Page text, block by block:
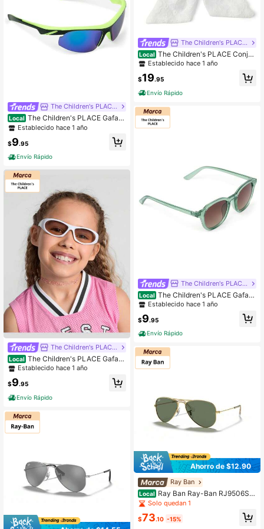
The Children's PLACE Flagship Store
Local The Children's PLACE Gafas
de sol deportivas con bloques de co
Establecido hace 1 año
$9.95
Envío Rápido
The Children's PLACE Flagship Store
Local The Children's PLACE Gafas
de sol deportivas para niñas
Establecido hace 1 año
$9.95
Envío Rápido
The Children's PLACE Flagship Store
Local The Children's PLACE Conjun
to de 2 piezas con accesorios floral
Establecido hace 1 año
$19.95
Envío Rápido
The Children's PLACE Flagship Store
Local The Children's PLACE Gafas
de sol redondas para niños
Establecido hace 1 año
$9.95
Envío Rápido
Ahorro de $12.90
Ray Ban
Local Ray Ban Ray-Ban RJ9506S 2
23/71 Gafas de sol Aviador Junior 5
0mm Dorado
Solo quedan 1
$73.10 -15%